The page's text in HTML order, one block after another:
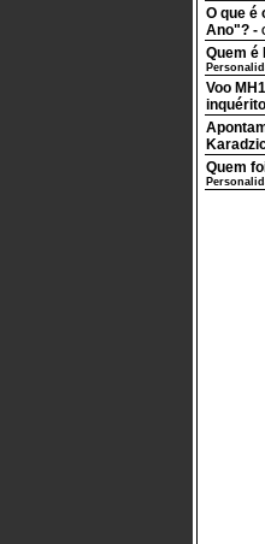
O que é
Ano"? -
Quem é
Voo
Quem